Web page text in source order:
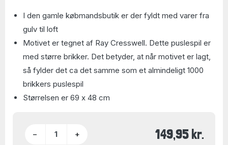
I den gamle købmandsbutik er der fyldt med varer fra
gulv til loft
Motivet er tegnet af Ray Cresswell. Dette puslespil er
med større brikker. Det betyder, at når motivet er lagt,
så fylder det ca det samme som et almindeligt 1000
brikkers puslespil
Størrelsen er 69 x 48 cm
− + 149,95 kr.